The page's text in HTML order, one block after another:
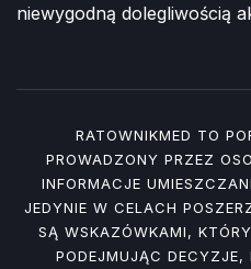
niewygodną dolegliwością
RATOWNIKMED TO
PROWADZONY PRZEZ
INFORMACJE
JEDYNIE W CELACH
SĄ WSKAZÓWKAMI,
PODEJMUJĄC DECYZJE,